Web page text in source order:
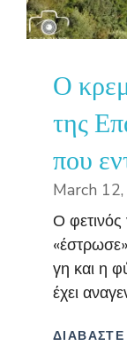
Ο
της
που
March
Ο
γη και η
έχει